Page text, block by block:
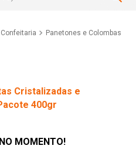
Panetones e Colombas
Cristalizadas e
400gr
MOMENTO!